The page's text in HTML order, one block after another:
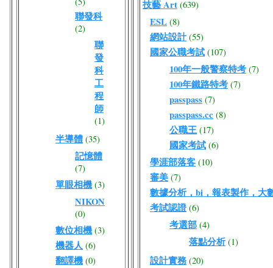
聯發科
(2)
聯
發
科
工
程
師
(1)
半導體 (35)
記憶體
(7)
單眼相機 (3)
NIKON
(0)
數位相機 (3)
機器人 (6)
翻譯機 (0)
技藝 Art (639)
ESL (8)
網站設計 (55)
國家公職考試 (107)
100年一般警察特考 (7)
100年鐵路特考 (7)
passpass (7)
passpass.cc (8)
公職王 (17)
國家考試 (6)
學涯部落客 (10)
審美 (7)
數據分析，bi，報表製作，大
考試認證 (6)
考選部 (4)
落點分析 (1)
設計實務 (20)